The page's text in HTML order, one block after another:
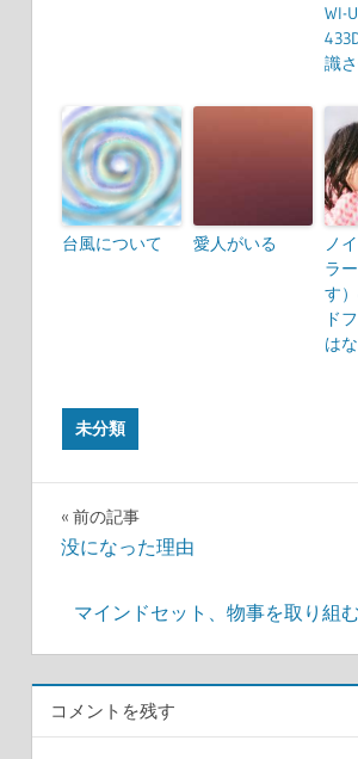
WI-
識
台風について 愛人がいる
ノ
ラ
す
ド
は
未分類
投
稿
ナ
ビ
ゲ
前の記事
没になった理由
マインドセット、物事を取り組
コメントを残す